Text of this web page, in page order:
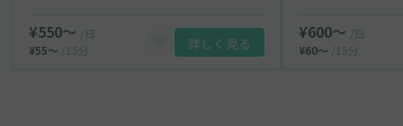
¥550〜
/日
¥55〜
/15分 詳しく見る
¥600〜
/日
¥60〜
/15分